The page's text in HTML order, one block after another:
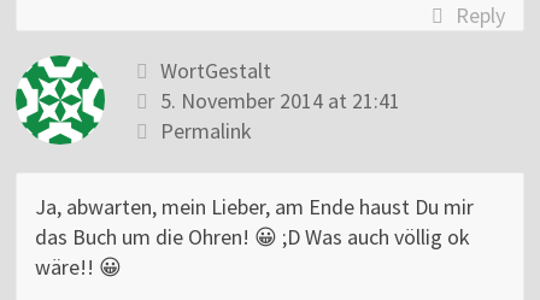
Reply
WortGestalt
5. November 2014 at 21:41
Permalink
Ja, abwarten, mein Lieber, am Ende haust Du mir
das Buch um die Ohren! 😀 ;D Was auch völlig ok
wäre!! 😀